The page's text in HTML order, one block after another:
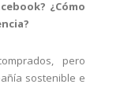
¿Cómo
pero
sostenible e